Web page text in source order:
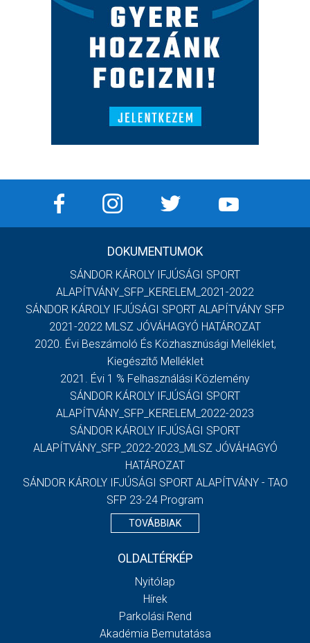
DOKUMENTUMOK
SÁNDOR KÁROLY IFJÚSÁGI SPORT
ALAPÍTVÁNY_SFP_KERELEM_2021-2022
SÁNDOR KÁROLY IFJÚSÁGI SPORT ALAPÍTVÁNY SFP
2021-2022 MLSZ JÓVÁHAGYÓ HATÁROZAT
2020. Évi Beszámoló És Közhasznúsági Melléklet,
Kiegészítő Melléklet
2021. Évi 1 % Felhasználási Közlemény
SÁNDOR KÁROLY IFJÚSÁGI SPORT
ALAPÍTVÁNY_SFP_KERELEM_2022-2023
SÁNDOR KÁROLY IFJÚSÁGI SPORT
ALAPÍTVÁNY_SFP_2022-2023_MLSZ JÓVÁHAGYÓ
HATÁROZAT
SÁNDOR KÁROLY IFJÚSÁGI SPORT ALAPÍTVÁNY - TAO
SFP 23-24 Program
TOVÁBBIAK
OLDALTÉRKÉP
Nyitólap
Hírek
Parkolási Rend
Akadémia Bemutatása